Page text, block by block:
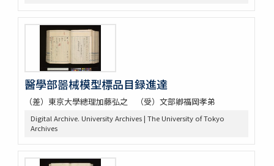
醫學部噐械模型標品目録進達
（差）東京大學總理加藤弘之 （受）文部卿福岡孝弟
Digital Archive. University Archives | The University of Tokyo
Archives